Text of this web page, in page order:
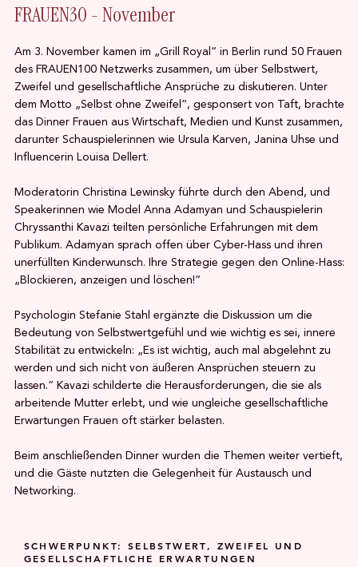
FRAUEN30 - November
Am 3. November kamen im „Grill Royal“ in Berlin rund 50 Frauen
des FRAUEN100 Netzwerks zusammen, um über Selbstwert,
Zweifel und gesellschaftliche Ansprüche zu diskutieren. Unter
dem Motto „Selbst ohne Zweifel“, gesponsert von Taft, brachte
das Dinner Frauen aus Wirtschaft, Medien und Kunst zusammen,
darunter Schauspielerinnen wie Ursula Karven, Janina Uhse und
Influencerin Louisa Dellert.
Moderatorin Christina Lewinsky führte durch den Abend, und
Speakerinnen wie Model Anna Adamyan und Schauspielerin
Chryssanthi Kavazi teilten persönliche Erfahrungen mit dem
Publikum. Adamyan sprach offen über Cyber-Hass und ihren
unerfüllten Kinderwunsch. Ihre Strategie gegen den Online-Hass:
„Blockieren, anzeigen und löschen!“
Psychologin Stefanie Stahl ergänzte die Diskussion um die
Bedeutung von Selbstwertgefühl und wie wichtig es sei, innere
Stabilität zu entwickeln: „Es ist wichtig, auch mal abgelehnt zu
werden und sich nicht von äußeren Ansprüchen steuern zu
lassen.“ Kavazi schilderte die Herausforderungen, die sie als
arbeitende Mutter erlebt, und wie ungleiche gesellschaftliche
Erwartungen Frauen oft stärker belasten.
Beim anschließenden Dinner wurden die Themen weiter vertieft,
und die Gäste nutzten die Gelegenheit für Austausch und
Networking.
SCHWERPUNKT: SELBSTWERT, ZWEIFEL UND
GESELLSCHAFTLICHE ERWARTUNGEN